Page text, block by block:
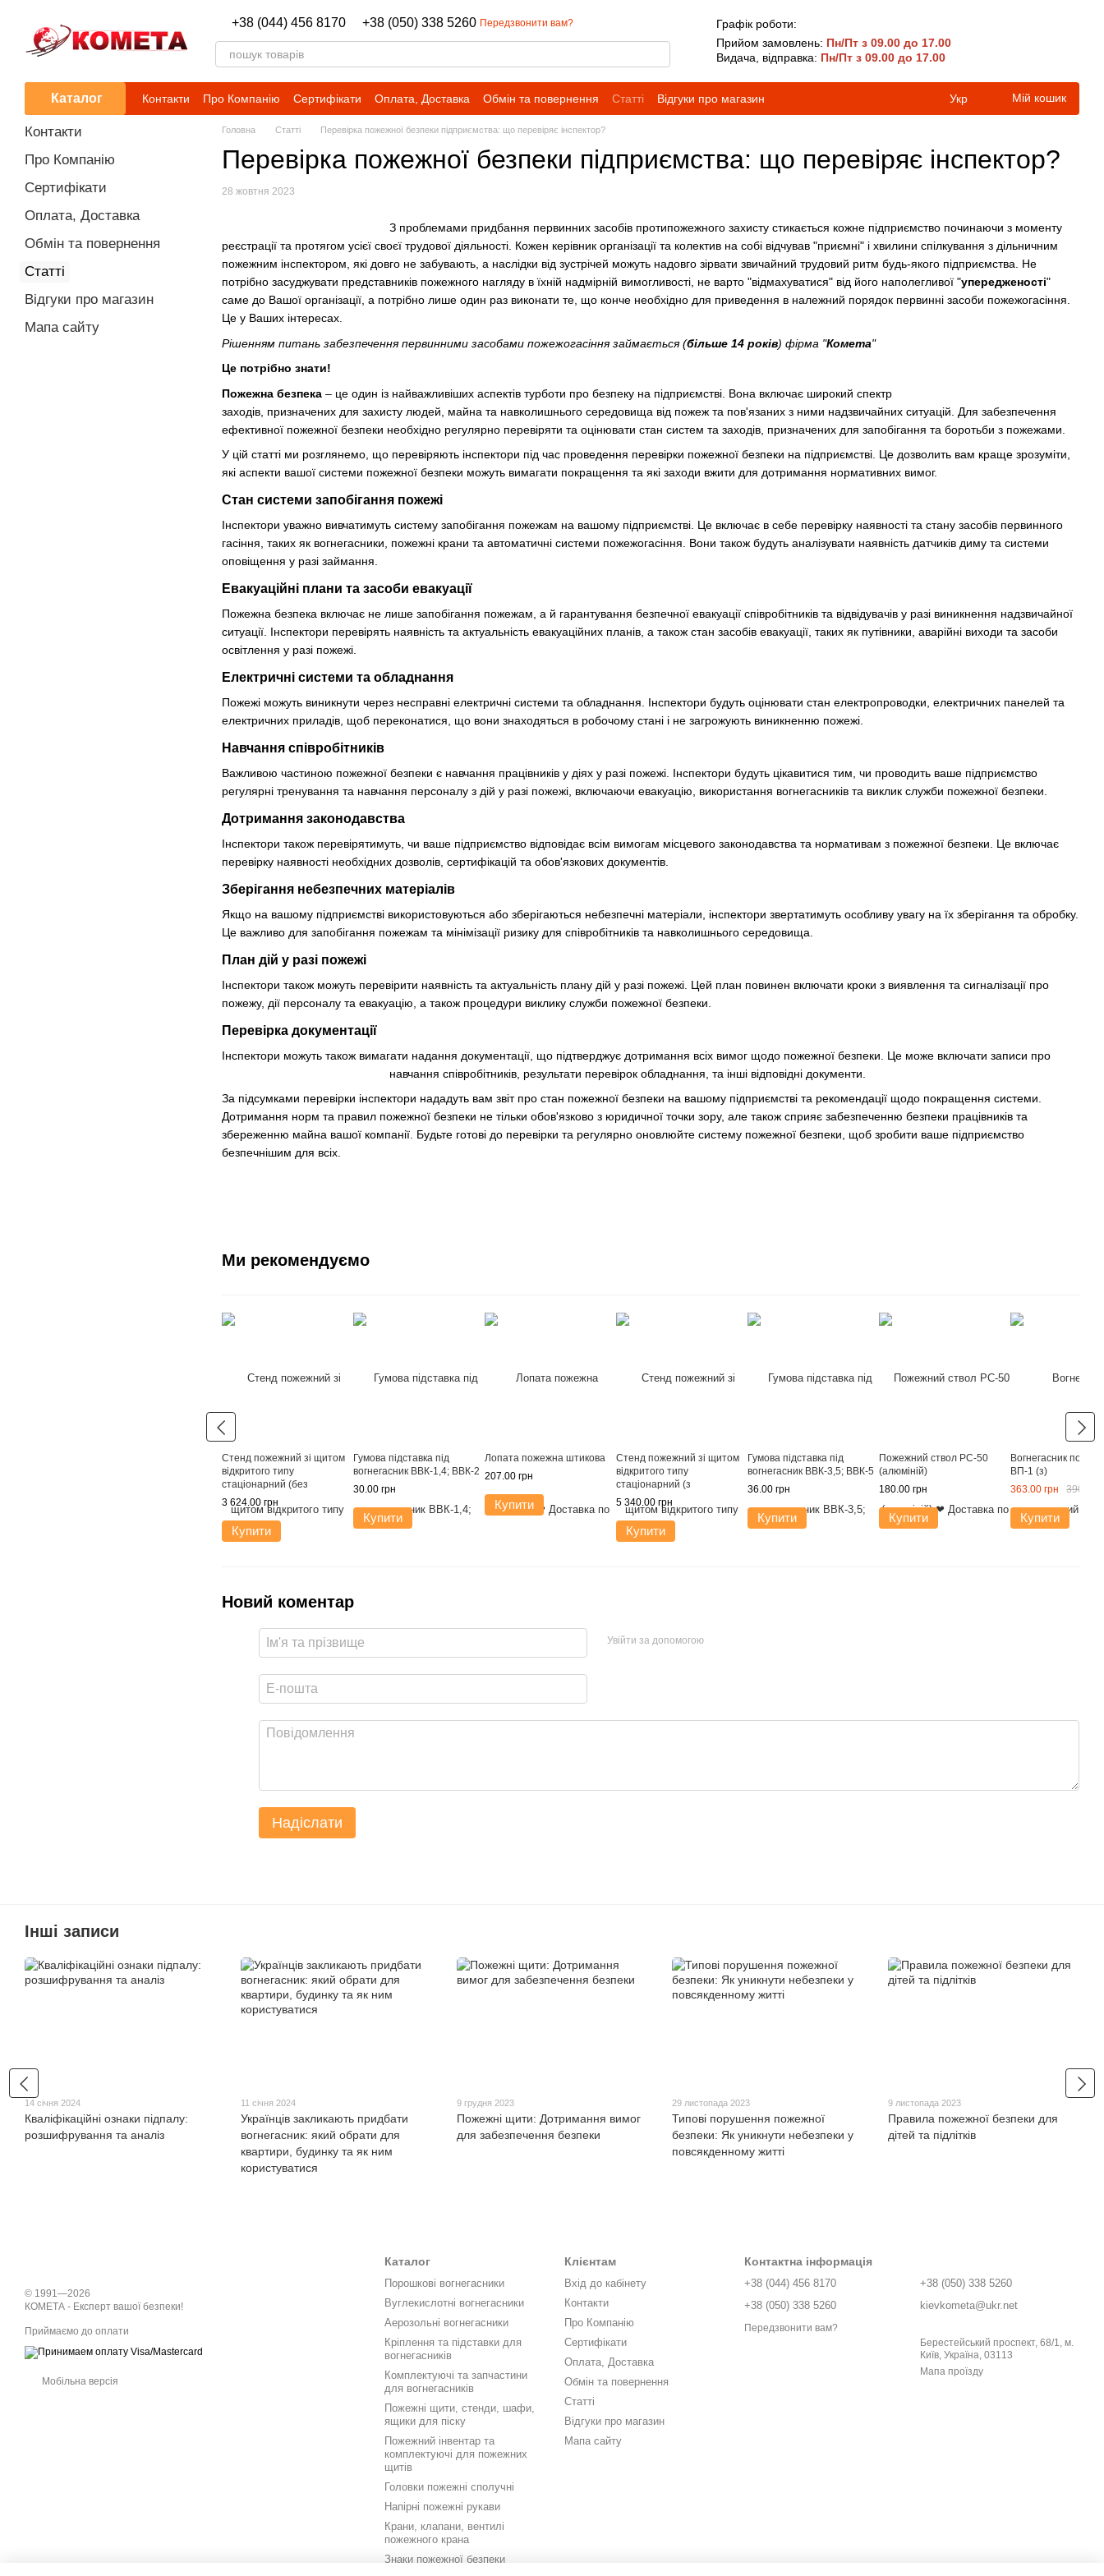
+38 (044) 456 8170 +38 (050) 338 5260 Передзвонити вам?
Графік роботи:
Прийом замовлень: Пн/Пт з 09.00 до 17.00
Видача, відправка: Пн/Пт з 09.00 до 17.00
Каталог Контакти Про Компанію Сертифікати Оплата, Доставка Обмін та повернення Статті Відгуки про магазин Укр Мій кошик
Головна Статті Перевірка пожежної безпеки підприємства: що перевіряє інспектор?
Перевірка пожежної безпеки підприємства: що перевіряє інспектор?
28 жовтня 2023
З проблемами придбання первинних засобів протипожежного захисту стикається кожне підприємство починаючи з моменту
реєстрації та протягом усієї своєї трудової діяльності. Кожен керівник організації та колектив на собі відчував "приємні" і хвилини спілкування з дільничним
пожежним інспектором, які довго не забувають, а наслідки від зустрічей можуть надовго зірвати звичайний трудовий ритм будь-якого підприємства. Не
потрібно засуджувати представників пожежного нагляду в їхній надмірній вимогливості, не варто "відмахуватися" від його наполегливої "упередженості"
саме до Вашої організації, а потрібно лише один раз виконати те, що конче необхідно для приведення в належний порядок первинні засоби пожежогасіння.
Це у Ваших інтересах.
Рішенням питань забезпечення первинними засобами пожежогасіння займається (більше 14 років) фірма "Комета"
Це потрібно знати!
Пожежна безпека – це один із найважливіших аспектів турботи про безпеку на підприємстві. Вона включає широкий спектр
заходів, призначених для захисту людей, майна та навколишнього середовища від пожеж та пов'язаних з ними надзвичайних ситуацій. Для забезпечення
ефективної пожежної безпеки необхідно регулярно перевіряти та оцінювати стан систем та заходів, призначених для запобігання та боротьби з пожежами.
У цій статті ми розглянемо, що перевіряють інспектори під час проведення перевірки пожежної безпеки на підприємстві. Це дозволить вам краще зрозуміти,
які аспекти вашої системи пожежної безпеки можуть вимагати покращення та які заходи вжити для дотримання нормативних вимог.
Стан системи запобігання пожежі
Інспектори уважно вивчатимуть систему запобігання пожежам на вашому підприємстві. Це включає в себе перевірку наявності та стану засобів первинного
гасіння, таких як вогнегасники, пожежні крани та автоматичні системи пожежогасіння. Вони також будуть аналізувати наявність датчиків диму та системи
оповіщення у разі займання.
Евакуаційні плани та засоби евакуації
Пожежна безпека включає не лише запобігання пожежам, а й гарантування безпечної евакуації співробітників та відвідувачів у разі виникнення надзвичайної
ситуації. Інспектори перевірять наявність та актуальність евакуаційних планів, а також стан засобів евакуації, таких як путівники, аварійні виходи та засоби
освітлення у разі пожежі.
Електричні системи та обладнання
Пожежі можуть виникнути через несправні електричні системи та обладнання. Інспектори будуть оцінювати стан електропроводки, електричних панелей та
електричних приладів, щоб переконатися, що вони знаходяться в робочому стані і не загрожують виникненню пожежі.
Навчання співробітників
Важливою частиною пожежної безпеки є навчання працівників у діях у разі пожежі. Інспектори будуть цікавитися тим, чи проводить ваше підприємство
регулярні тренування та навчання персоналу з дій у разі пожежі, включаючи евакуацію, використання вогнегасників та виклик служби пожежної безпеки.
Дотримання законодавства
Інспектори також перевірятимуть, чи ваше підприємство відповідає всім вимогам місцевого законодавства та нормативам з пожежної безпеки. Це включає
перевірку наявності необхідних дозволів, сертифікацій та обов'язкових документів.
Зберігання небезпечних матеріалів
Якщо на вашому підприємстві використовуються або зберігаються небезпечні матеріали, інспектори звертатимуть особливу увагу на їх зберігання та обробку.
Це важливо для запобігання пожежам та мінімізації ризику для співробітників та навколишнього середовища.
План дій у разі пожежі
Інспектори також можуть перевірити наявність та актуальність плану дій у разі пожежі. Цей план повинен включати кроки з виявлення та сигналізації про
пожежу, дії персоналу та евакуацію, а також процедури виклику служби пожежної безпеки.
Перевірка документації
Інспектори можуть також вимагати надання документації, що підтверджує дотримання всіх вимог щодо пожежної безпеки. Це може включати записи про
навчання співробітників, результати перевірок обладнання, та інші відповідні документи.
За підсумками перевірки інспектори нададуть вам звіт про стан пожежної безпеки на вашому підприємстві та рекомендації щодо покращення системи.
Дотримання норм та правил пожежної безпеки не тільки обов'язково з юридичної точки зору, але також сприяє забезпеченню безпеки працівників та
збереженню майна вашої компанії. Будьте готові до перевірки та регулярно оновлюйте систему пожежної безпеки, щоб зробити ваше підприємство
безпечнішим для всіх.
Ми рекомендуємо
Стенд пожежний зі щитом
відкритого типу
стаціонарний (без
комплектації)
3 624.00 грн
Купити
Гумова підставка під
вогнегасник ВВК-1,4; ВВК-2
30.00 грн
Купити
Лопата пожежна штикова
207.00 грн
Купити
Стенд пожежний зі щитом
відкритого типу
стаціонарний (з
комплектацією)
5 340.00 грн
Купити
Гумова підставка під
вогнегасник ВВК-3,5; ВВК-5
36.00 грн
Купити
Пожежний ствол РС-50
(алюміній)
180.00 грн
Купити
Вогнегасник
ВП-1 (з)
363.00 грн
390.00
Купити
Новий коментар
Увійти за допомогою
Надіслати
Контакти
Про Компанію
Сертифікати
Оплата, Доставка
Обмін та повернення
Статті
Відгуки про магазин
Мапа сайту
Інші записи
14 січня 2024
Кваліфікаційні ознаки підпалу:
розшифрування та аналіз
11 січня 2024
Українців закликають придбати
вогнегасник: який обрати для
квартири, будинку та як ним
користуватися
9 грудня 2023
Пожежні щити: Дотримання вимог
для забезпечення безпеки
29 листопада 2023
Типові порушення пожежної
безпеки: Як уникнути небезпеки у
повсякденному житті
9 листопада 2023
Правила пожежної безпеки для
дітей та підлітків
© 1991—2026
КОМЕТА - Експерт вашої безпеки!
Приймаємо до оплати
Мобільна версія
Каталог
Порошкові вогнегасники
Вуглекислотні вогнегасники
Аерозольні вогнегасники
Кріплення та підставки для
вогнегасників
Комплектуючі та запчастини
для вогнегасників
Пожежні щити, стенди, шафи,
ящики для піску
Пожежний інвентар та
комплектуючі для пожежних
щитів
Головки пожежні сполучні
Напірні пожежні рукави
Крани, клапани, вентилі
пожежного крана
Знаки пожежної безпеки
Клієнтам
Вхід до кабінету
Контакти
Про Компанію
Сертифікати
Оплата, Доставка
Обмін та повернення
Статті
Відгуки про магазин
Мапа сайту
Контактна інформація
+38 (044) 456 8170
+38 (050) 338 5260
Передзвонити вам?
+38 (050) 338 5260
kievkometa@ukr.net
Берестейський проспект, 68/1, м.
Київ, Україна, 03113
Мапа проїзду